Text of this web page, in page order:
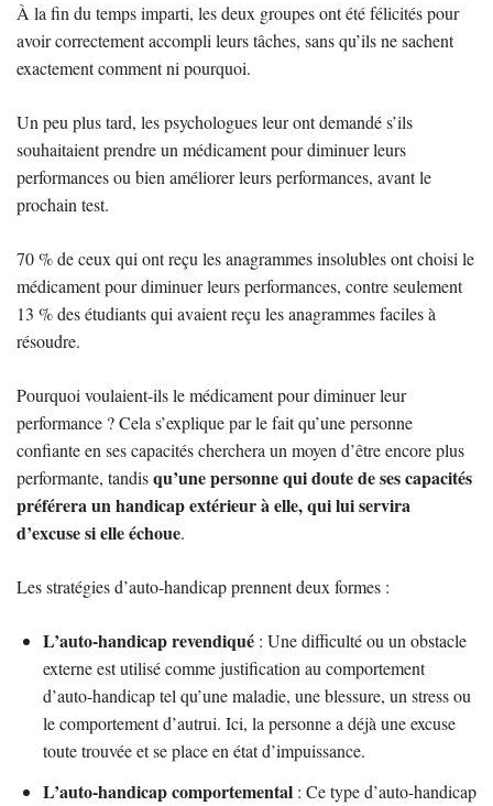
À la fin du temps imparti, les deux groupes ont été félicités pour
avoir correctement accompli leurs tâches, sans qu’ils ne sachent
exactement comment ni pourquoi.
Un peu plus tard, les psychologues leur ont demandé s’ils
souhaitaient prendre un médicament pour diminuer leurs
performances ou bien améliorer leurs performances, avant le
prochain test.
70 % de ceux qui ont reçu les anagrammes insolubles ont choisi le
médicament pour diminuer leurs performances, contre seulement
13 % des étudiants qui avaient reçu les anagrammes faciles à
résoudre.
Pourquoi voulaient-ils le médicament pour diminuer leur
performance ? Cela s’explique par le fait qu’une personne
confiante en ses capacités cherchera un moyen d’être encore plus
performante, tandisqu’une personne qui doute de ses capacités
préférera un handicap extérieur à elle, qui lui servira
d’excuse si elle échoue.
Les stratégies d’auto-handicap prennent deux formes :
L’auto-handicap revendiqué : Une difficulté ou un obstacle
externe est utilisé comme justification au comportement
d’auto-handicap tel qu’une maladie, une blessure, un stress ou
le comportement d’autrui. Ici, la personne a déjà une excuse
toute trouvée et se place en état d’impuissance.
L’auto-handicap comportemental : Ce type d’auto-handicap